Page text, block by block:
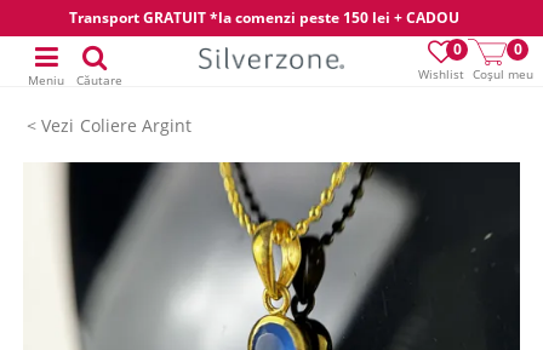
Transport GRATUIT *la comenzi peste 150 lei + CADOU
Wishlist
0
Coșul meu
0
Meniu Căutare
Coliere Argint